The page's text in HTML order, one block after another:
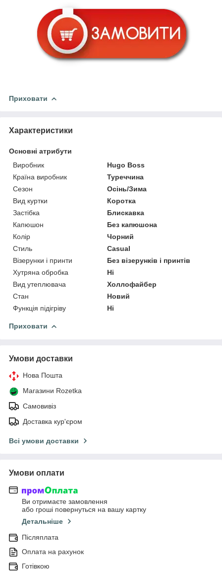
Приховати
Характеристики
Основні атрибути
Виробник
Hugo Boss
Країна виробник
Туреччина
Сезон
Осінь/Зима
Вид куртки
Коротка
Застібка
Блискавка
Капюшон
Без капюшона
Колір
Чорний
Стиль
Casual
Візерунки і принти
Без візерунків і принтів
Хутряна обробка
Ні
Вид утеплювача
Холлофайбер
Стан
Новий
Функція підігріву
Ні
Приховати
Умови доставки
Нова Пошта
Магазини Rozetka
Самовивіз
Доставка кур'єром
Всі умови доставки
Умови оплати
Ви отримаєте замовлення
або гроші повернуться на вашу картку
Детальніше
Післяплата
Оплата на рахунок
Готівкою